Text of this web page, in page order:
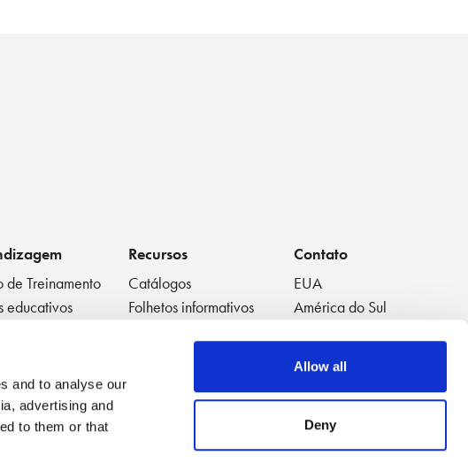
and to analyse our
advertising and
to them or that
Allow all
Deny
de Treinamento
educativos
Práticas
Recursos
Catálogos
Folhetos informativos
Notas de Aplicação
Contato
EUA
América do Sul
China
Tailândia
Austrália